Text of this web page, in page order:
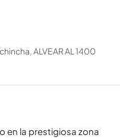
ALVEAR AL 1400
en la prestigiosa zona